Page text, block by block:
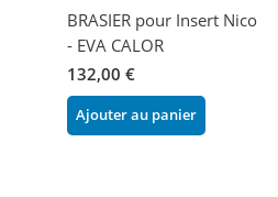
BRASIER pour Insert Nico
- EVA CALOR
132,00 €
Ajouter au panier